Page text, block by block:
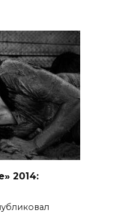
2014: